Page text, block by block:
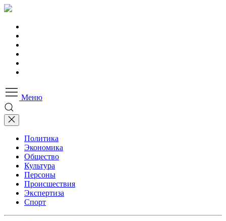
Меню
Политика
Экономика
Общество
Культура
Персоны
Происшествия
Экспертиза
Спорт